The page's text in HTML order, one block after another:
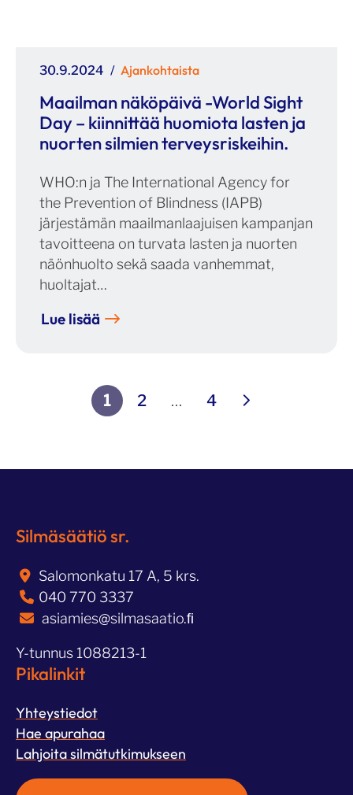
Julkaistu
30.9.2024 Kategoriat
Ajankohtaista
Maailman näköpäivä -World Sight
Day – kiinnittää huomiota lasten ja
nuorten silmien terveysriskeihin.
WHO:n ja The International Agency for
the Prevention of Blindness (IAPB)
järjestämän maailmanlaajuisen kampanjan
tavoitteena on turvata lasten ja nuorten
näönhuolto sekä saada vanhemmat,
huoltajat…
Lue lisää
Artikkelien
1 2 … 4 Seuraava
Silmäsäätiö sr.
Salomonkatu 17 A, 5 krs.
040 770 3337
asiamies@silmasaatio.ﬁ
Y-tunnus 1088213-1
Pikalinkit
Yhteystiedot
Hae apurahaa
Lahjoita silmätutkimukseen